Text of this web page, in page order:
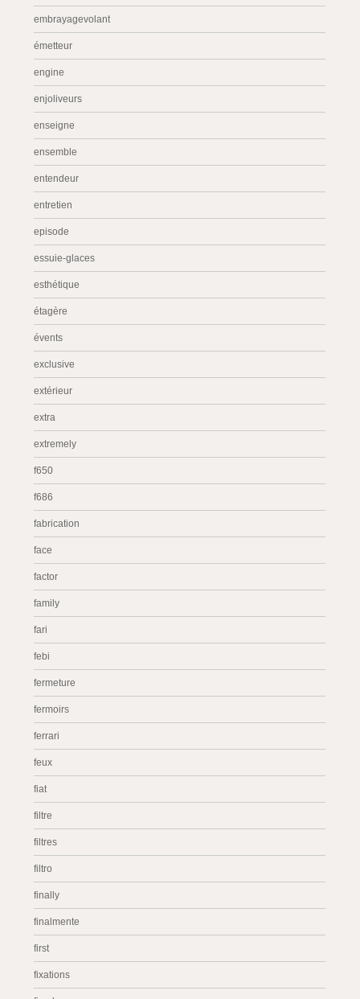
embrayagevolant
émetteur
engine
enjoliveurs
enseigne
ensemble
entendeur
entretien
episode
essuie-glaces
esthétique
étagère
évents
exclusive
extérieur
extra
extremely
f650
f686
fabrication
face
factor
family
fari
febi
fermeture
fermoirs
ferrari
feux
fiat
filtre
filtres
filtro
finally
finalmente
first
fixations